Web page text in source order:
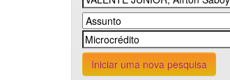
Iniciar uma nova pesquisa